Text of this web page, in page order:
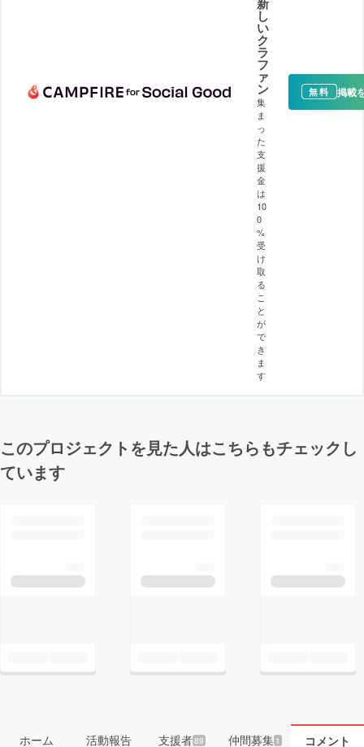
し
い
ク
ラ
フ
ァ
ン
集
ま
っ
た
支
援
金
は
10
0
%
受
け
取
る
こ
と
が
で
き
ま
す
無料 掲載
このプロジェクトを見た人はこちらもチェックし
ています
ホーム 活動報告 支援者89 仲間募集 1 コメント